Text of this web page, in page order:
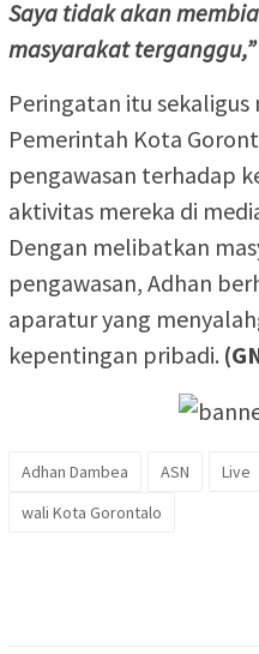
Saya tidak akan
masyarakat terganggu,”
Peringatan itu sekaligus
Pemerintah Kota
pengawasan terhadap
aktivitas mereka di
Dengan melibatkan
pengawasan, Adhan
aparatur yang
kepentingan pribadi.
Adhan Dambea ASN Live
wali Kota Gorontalo